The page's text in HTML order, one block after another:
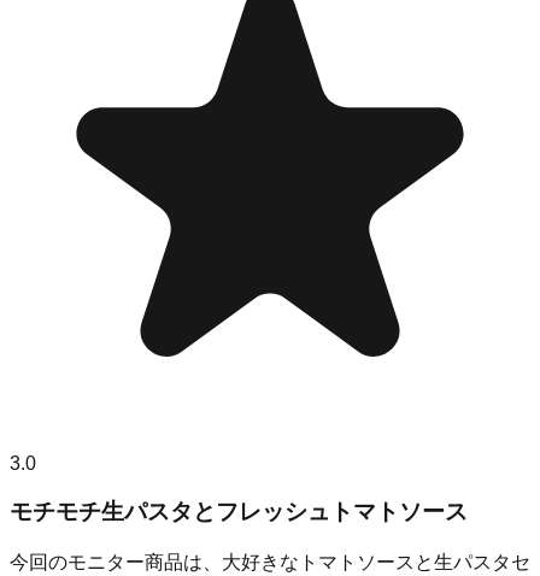
3.0
モチモチ生パスタとフレッシュトマトソース
今回のモニター商品は、大好きなトマトソースと生パスタセ